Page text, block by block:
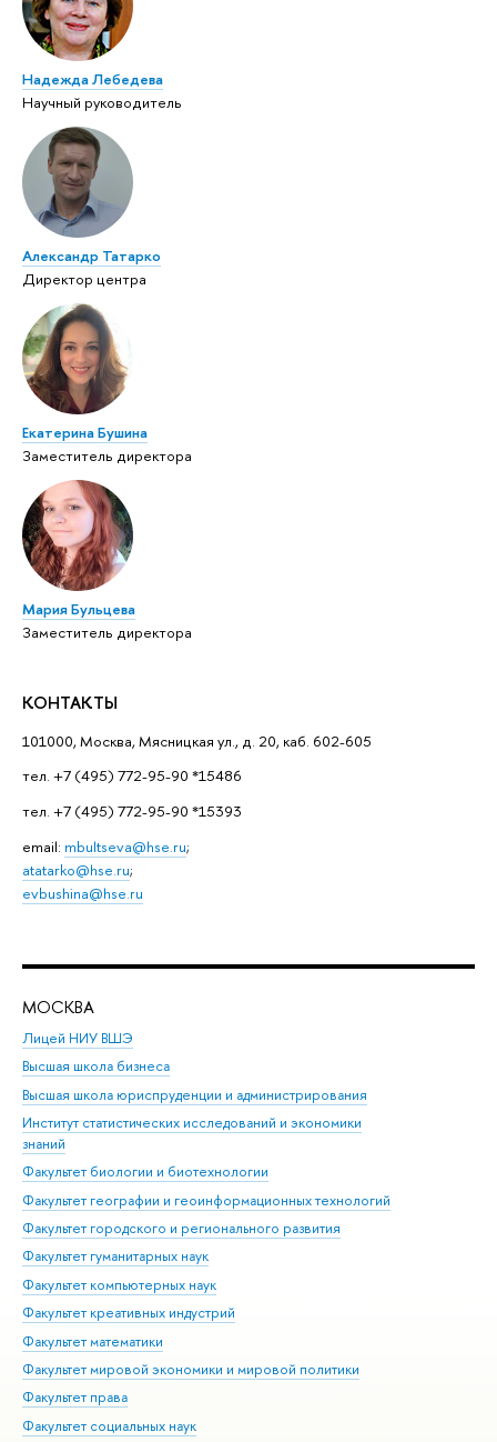
Надежда Лебедева
Научный руководитель
Александр Татарко
Директор центра
Екатерина Бушина
Заместитель директора
Мария Бульцева
Заместитель директора
КОНТАКТЫ
101000, Москва, Мясницкая ул., д. 20, каб. 602-605
тел. +7 (495) 772-95-90 *15486
тел. +7 (495) 772-95-90 *15393
email: mbultseva@hse.ru;
atatarko@hse.ru;
evbushina@hse.ru
МОСКВА
Лицей НИУ ВШЭ
Высшая школа бизнеса
Высшая школа юриспруденции и администрирования
Институт статистических исследований и экономики
знаний
Факультет биологии и биотехнологии
Факультет географии и геоинформационных технологий
Факультет городского и регионального развития
Факультет гуманитарных наук
Факультет компьютерных наук
Факультет креативных индустрий
Факультет математики
Факультет мировой экономики и мировой политики
Факультет права
Факультет социальных наук